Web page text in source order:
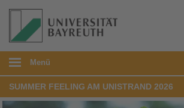
Menü
SUMMER FEELING AM UNISTRAND 2026